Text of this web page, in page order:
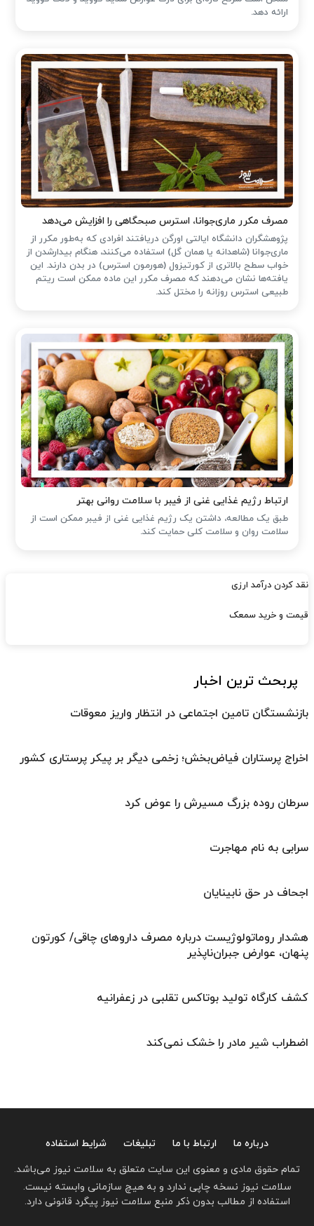
ارائه دهد.
مصرف مکرر ماری‌جوانا، استرس صبحگاهی را افزایش می‌دهد
پژوهشگران دانشگاه ایالتی اورگن دریافتند افرادی که به‌طور مکرر از
ماری‌جوانا (شاهدانه یا همان گل) استفاده می‌کنند، هنگام بیدارشدن از
خواب سطح بالاتری از کورتیزول (هورمون استرس) در بدن دارند. این
یافته‌ها نشان می‌دهند که مصرف مکرر این ماده ممکن است ریتم
طبیعی استرس روزانه را مختل کند.
ارتباط رژیم غذایی غنی از فیبر با سلامت روانی بهتر
طبق یک مطالعه، داشتن یک رژیم غذایی غنی از فیبر ممکن است از
سلامت روان و سلامت کلی حمایت کند.
نقد کردن درآمد ارزی
قیمت و خرید سمعک
پربحث ترین اخبار
بازنشستگان تامین اجتماعی در انتظار واریز معوقات
اخراج پرستاران فیاض‌بخش؛ زخمی دیگر بر پیکر پرستاری کشور
سرطان روده بزرگ مسیرش را عوض کرد
سرابی به نام مهاجرت
اجحاف در حق نابینایان
هشدار روماتولوژیست درباره مصرف داروهای چاقی/ کورتون
پنهان، عوارض جبران‌ناپذیر
کشف کارگاه تولید بوتاکس تقلبی در زعفرانیه
اضطراب شیر مادر را خشک نمی‌کند
درباره ما ارتباط با ما تبلیغات
شرایط استفاده
تمام حقوق مادی و معنوی این سایت متعلق به سلامت نیوز می‌باشد.
سلامت نیوز نسخه چاپی ندارد و به هیچ سازمانی وابسته نیست.
استفاده از مطالب بدون ذکر منبع سلامت نیوز پیگرد قانونی دارد.